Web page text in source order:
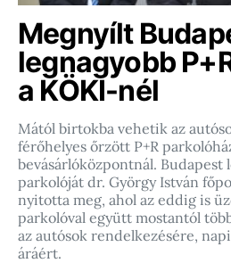
Megnyílt
legnagyobb
a KÖKI-nél
Mától birtokba vehetik az
férőhelyes őrzött P+R
bevásárlóközpontnál. Budapest
parkolóját dr. György István
nyitotta meg, ahol az eddig is
parkolóval együtt mostantól
az autósok rendelkezésére,
áráért.